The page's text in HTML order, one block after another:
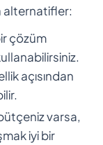
alternatifler:
çözüm
açısından
varsa,
iyi bir